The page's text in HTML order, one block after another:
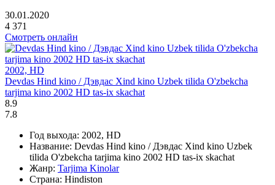
30.01.2020
4 371
Смотреть онлайн
2002, HD
Devdas Hind kino / Дэвдас Xind kino Uzbek tilida O'zbekcha
tarjima kino 2002 HD tas-ix skachat
8.9
7.8
Год выхода: 2002, HD
Название: Devdas Hind kino / Дэвдас Xind kino Uzbek
tilida O'zbekcha tarjima kino 2002 HD tas-ix skachat
Жанр: Tarjima Kinolar
Страна: Hindiston